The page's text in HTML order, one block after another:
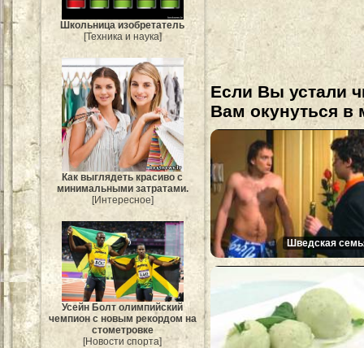
Школьница изобретатель
[Техника и наука]
Как выглядеть красиво с
минимальными затратами.
[Интересное]
Усейн Болт олимпийский
чемпион с новым рекордом на
стометровке
[Новости спорта]
Если Вы устали
Вам окунуться в
Шведская